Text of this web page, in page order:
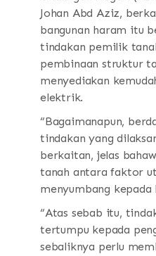
Johan Abd Aziz,
bangunan haram itu
tindakan pemilik
pembinaan struktur
menyediakan
elektrik.
“Bagaimanapun,
tindakan yang
berkaitan, jelas
tanah antara faktor
menyumbang
“Atas sebab itu,
tertumpu kepada
sebaliknya perlu